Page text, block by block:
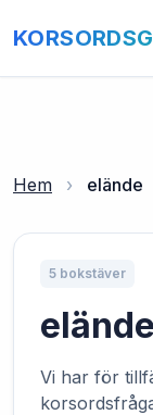
Hem › elände
5 bokstäver
elände
Vi har för